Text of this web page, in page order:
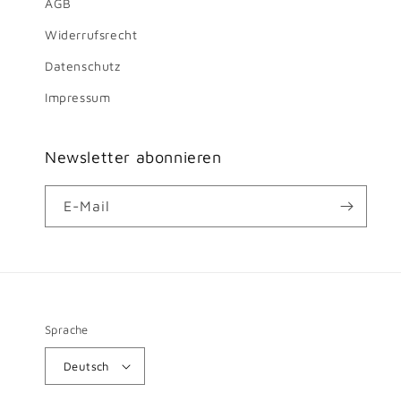
AGB
Widerrufsrecht
Datenschutz
Impressum
Newsletter abonnieren
E-Mail
Sprache
Deutsch